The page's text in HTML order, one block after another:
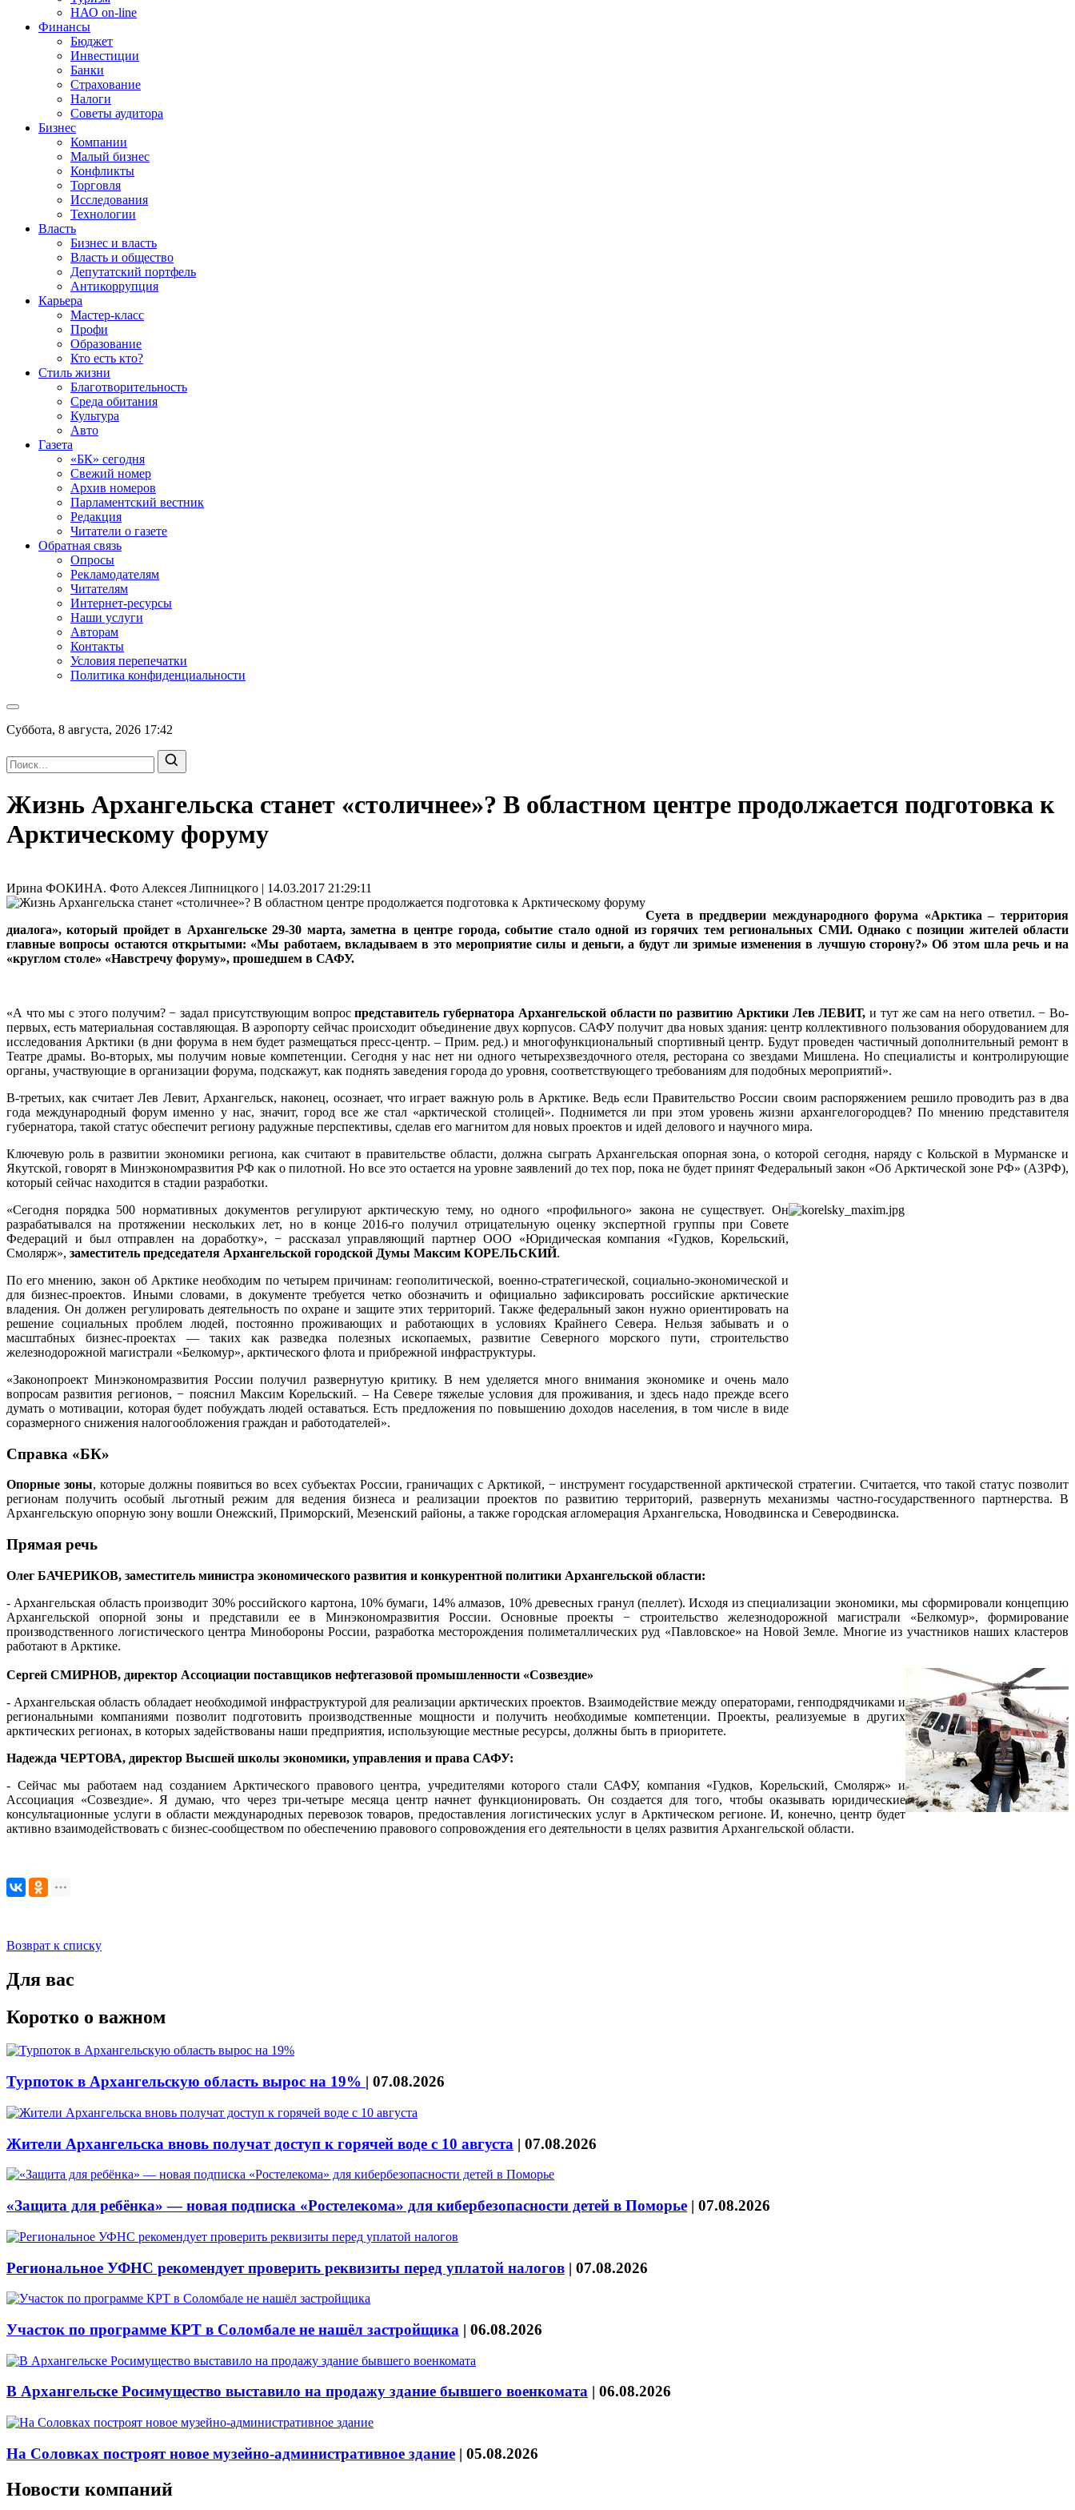
НАО on-line
Финансы
Бюджет
Инвестиции
Банки
Страхование
Налоги
Советы аудитора
Бизнес
Компании
Малый бизнес
Конфликты
Торговля
Исследования
Технологии
Власть
Бизнес и власть
Власть и общество
Депутатский портфель
Антикоррупция
Карьера
Мастер-класс
Профи
Образование
Кто есть кто?
Стиль жизни
Благотворительность
Среда обитания
Культура
Авто
Газета
«БК» сегодня
Свежий номер
Архив номеров
Парламентский вестник
Редакция
Читатели о газете
Обратная связь
Опросы
Рекламодателям
Читателям
Интернет-ресурсы
Наши услуги
Авторам
Контакты
Условия перепечатки
Политика конфиденциальности
Суббота, 8 августа, 2026 17:42
Жизнь Архангельска станет «столичнее»? В областном центре продолжается подготовка к
Арктическому форуму
Ирина ФОКИНА. Фото Алексея Липницкого | 14.03.2017 21:29:11
Суета в преддверии международного форума «Арктика – территория
диалога», который пройдет в Архангельске 29-30 марта, заметна в центре города, событие стало одной из горячих тем региональных СМИ. Однако с позиции жителей области
главные вопросы остаются открытыми: «Мы работаем, вкладываем в это мероприятие силы и деньги, а будут ли зримые изменения в лучшую сторону?» Об этом шла речь и на
«круглом столе» «Навстречу форуму», прошедшем в САФУ.
«А что мы с этого получим? − задал присутствующим вопроспредставитель губернатора Архангельской области по развитию Арктики Лев ЛЕВИТ, и тут же сам на него ответил. − Во-
первых, есть материальная составляющая. В аэропорту сейчас происходит объединение двух корпусов. САФУ получит два новых здания: центр коллективного пользования оборудованием для
исследования Арктики (в дни форума в нем будет размещаться пресс-центр. – Прим. ред.) и многофункциональный спортивный центр. Будут проведен частичный дополнительный ремонт в
Театре драмы. Во-вторых, мы получим новые компетенции. Сегодня у нас нет ни одного четырехзвездочного отеля, ресторана со звездами Мишлена. Но специалисты и контролирующие
органы, участвующие в организации форума, подскажут, как поднять заведения города до уровня, соответствующего требованиям для подобных мероприятий».
В-третьих, как считает Лев Левит, Архангельск, наконец, осознает, что играет важную роль в Арктике. Ведь если Правительство России своим распоряжением решило проводить раз в два
года международный форум именно у нас, значит, город все же стал «арктической столицей». Поднимется ли при этом уровень жизни архангелогородцев? По мнению представителя
губернатора, такой статус обеспечит региону радужные перспективы, сделав его магнитом для новых проектов и идей делового и научного мира.
Ключевую роль в развитии экономики региона, как считают в правительстве области, должна сыграть Архангельская опорная зона, о которой сегодня, наряду с Кольской в Мурманске и
Якутской, говорят в Минэкономразвития РФ как о пилотной. Но все это остается на уровне заявлений до тех пор, пока не будет принят Федеральный закон «Об Арктической зоне РФ» (АЗРФ),
который сейчас находится в стадии разработки.
«Сегодня порядка 500 нормативных документов регулируют арктическую тему, но одного «профильного» закона не существует. Он
разрабатывался на протяжении нескольких лет, но в конце 2016-го получил отрицательную оценку экспертной группы при Совете
Федераций и был отправлен на доработку», − рассказал управляющий партнер ООО «Юридическая компания «Гудков, Корельский,
Смолярж», заместитель председателя Архангельской городской Думы Максим КОРЕЛЬСКИЙ.
По его мнению, закон об Арктике необходим по четырем причинам: геополитической, военно-стратегической, социально-экономической и
для бизнес-проектов. Иными словами, в документе требуется четко обозначить и официально зафиксировать российские арктические
владения. Он должен регулировать деятельность по охране и защите этих территорий. Также федеральный закон нужно ориентировать на
решение социальных проблем людей, постоянно проживающих и работающих в условиях Крайнего Севера. Нельзя забывать и о
масштабных бизнес-проектах — таких как разведка полезных ископаемых, развитие Северного морского пути, строительство
железнодорожной магистрали «Белкомур», арктического флота и прибрежной инфраструктуры.
«Законопроект Минэкономразвития России получил развернутую критику. В нем уделяется много внимания экономике и очень мало
вопросам развития регионов, − пояснил Максим Корельский. – На Севере тяжелые условия для проживания, и здесь надо прежде всего
думать о мотивации, которая будет побуждать людей оставаться. Есть предложения по повышению доходов населения, в том числе в виде
соразмерного снижения налогообложения граждан и работодателей».
Справка «БК»
Опорные зоны, которые должны появиться во всех субъектах России, граничащих с Арктикой, − инструмент государственной арктической стратегии. Считается, что такой статус позволит
регионам получить особый льготный режим для ведения бизнеса и реализации проектов по развитию территорий, развернуть механизмы частно-государственного партнерства. В
Архангельскую опорную зону вошли Онежский, Приморский, Мезенский районы, а также городская агломерация Архангельска, Новодвинска и Северодвинска.
Прямая речь
Олег БАЧЕРИКОВ, заместитель министра экономического развития и конкурентной политики Архангельской области:
- Архангельская область производит 30% российского картона, 10% бумаги, 14% алмазов, 10% древесных гранул (пеллет). Исходя из специализации экономики, мы сформировали концепцию
Архангельской опорной зоны и представили ее в Минэкономразвития России. Основные проекты − строительство железнодорожной магистрали «Белкомур», формирование
производственного логистического центра Минобороны России, разработка месторождения полиметаллических руд «Павловское» на Новой Земле. Многие из участников наших кластеров
работают в Арктике.
Сергей СМИРНОВ, директор Ассоциации поставщиков нефтегазовой промышленности «Созвездие»
- Архангельская область обладает необходимой инфраструктурой для реализации арктических проектов. Взаимодействие между операторами, генподрядчиками и
региональными компаниями позволит подготовить производственные мощности и получить необходимые компетенции. Проекты, реализуемые в других
арктических регионах, в которых задействованы наши предприятия, использующие местные ресурсы, должны быть в приоритете.
Надежда ЧЕРТОВА, директор Высшей школы экономики, управления и права САФУ:
- Сейчас мы работаем над созданием Арктического правового центра, учредителями которого стали САФУ, компания «Гудков, Корельский, Смолярж» и
Ассоциация «Созвездие». Я думаю, что через три-четыре месяца центр начнет функционировать. Он создается для того, чтобы оказывать юридические
консультационные услуги в области международных перевозок товаров, предоставления логистических услуг в Арктическом регионе. И, конечно, центр будет
активно взаимодействовать с бизнес-сообществом по обеспечению правового сопровождения его деятельности в целях развития Архангельской области.
Возврат к списку
Для вас
Коротко о важном
Турпоток в Архангельскую область вырос на 19% | 07.08.2026
Жители Архангельска вновь получат доступ к горячей воде с 10 августа | 07.08.2026
«Защита для ребёнка» — новая подписка «Ростелекома» для кибербезопасности детей в Поморье | 07.08.2026
Региональное УФНС рекомендует проверить реквизиты перед уплатой налогов | 07.08.2026
Участок по программе КРТ в Соломбале не нашёл застройщика | 06.08.2026
В Архангельске Росимущество выставило на продажу здание бывшего военкомата | 06.08.2026
На Соловках построят новое музейно-административное здание | 05.08.2026
Новости компаний